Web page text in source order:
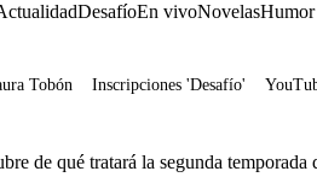
DesafíoEn vivoNovelasHumor
Tobón Inscripciones 'Desafío'
de qué tratará la segunda temporada